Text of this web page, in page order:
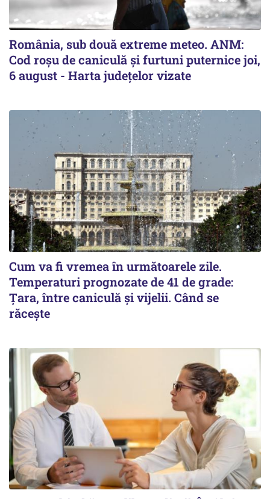
România, sub două extreme meteo. ANM:
Cod roșu de caniculă și furtuni puternice joi,
6 august - Harta județelor vizate
Cum va fi vremea în următoarele zile.
Temperaturi prognozate de 41 de grade:
Țara, între caniculă și vijelii. Când se
răcește